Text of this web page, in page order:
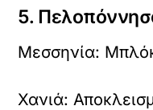
5.
Μεσσηνία:
Χανιά: